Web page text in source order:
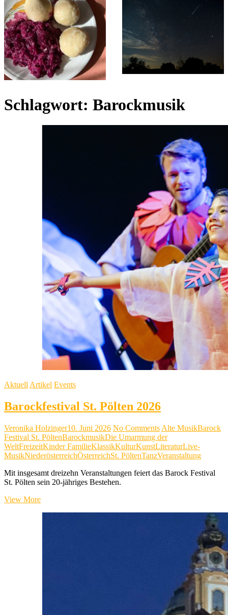
Schlagwort: Barockmusik
Aktuell Artikel Events
Barockfestival St. Pölten 2026
Veronika Holzinger10. Juni 2026 No Comments Alte MusikBarock
Festival St. PöltenBarockmusikDie Umarmung der
WeltFreizeitKinder FamilieKlassikKulturKunstLiteraturLive-
MusikNiederösterreichÖsterreichSt. PöltenTanzVeranstaltung
Mit insgesamt dreizehn Veranstaltungen feiert das Barock Festival
St. Pölten sein 20-jähriges Bestehen.
View MoreBarockfestival